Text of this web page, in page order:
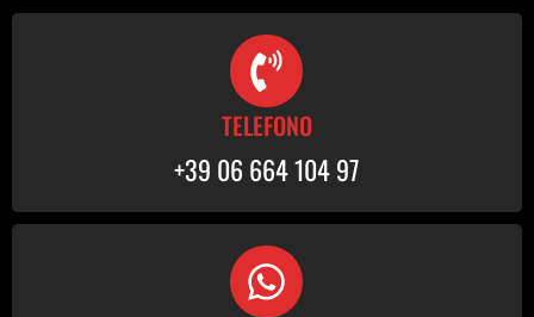
TELEFONO
+39 06 664 104 97